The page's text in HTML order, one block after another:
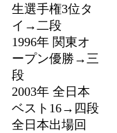
生選手権3位タ
イ→二段
1996年 関東オ
ープン優勝→三
段
2003年 全日本
ベスト16→四段
全日本出場回